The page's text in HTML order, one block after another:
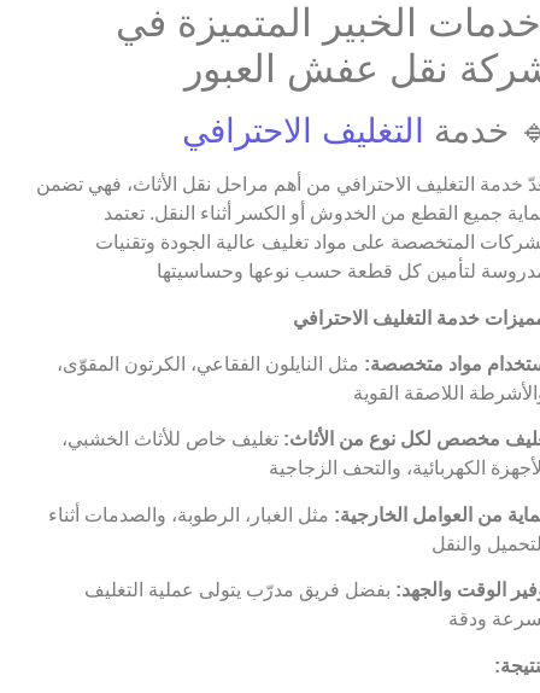
الخبير المتميزة في
نقل عفش العبور
خدمة التغليف الاحترافي
خدمة التغليف الاحترافي من أهم مراحل نقل الأثاث، فهي تضمن
جميع القطع من الخدوش أو الكسر أثناء النقل. تعتمد
المتخصصة على مواد تغليف عالية الجودة وتقنيات
مواد متخصصة: مثل النايلون الفقاعي، الكرتون المقوّى،
مخصص لكل نوع من الأثاث: تغليف خاص للأثاث الخشبي،
من العوامل الخارجية: مثل الغبار، الرطوبة، والصدمات أثناء
الوقت والجهد: بفضل فريق مدرّب يتولى عملية التغليف